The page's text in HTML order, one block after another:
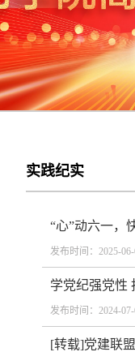
实践纪实
“心”动六一
发布时间：2025-
学党纪强党性
发布时间：2024-
[转载]党建联